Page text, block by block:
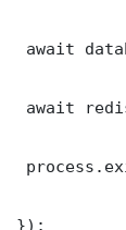
await
await
});